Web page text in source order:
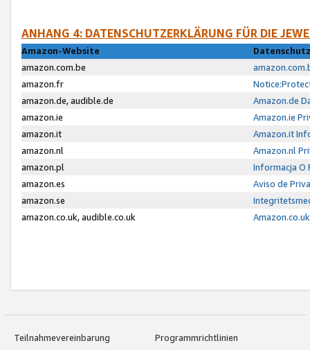
ANHANG 4: DATENSCHUTZERKLÄRUNG FÜR DIE
Amazon-Website
amazon.com.be
amazon.fr
amazon.de, audible.de
Amazon.de
amazon.ie
Amazon.ie
amazon.it
Amazon.it
amazon.nl
Amazon.nl
amazon.pl
Informacja O
amazon.es
Aviso de
amazon.se
amazon.co.uk, audible.co.uk
Teilnahmevereinbarung
Programmrichtlinien